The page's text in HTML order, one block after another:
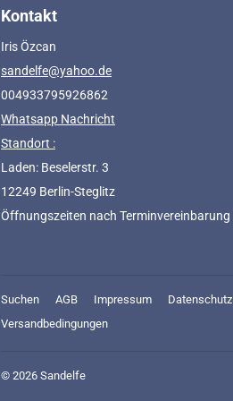
Kontakt
Iris Özcan
sandelfe@yahoo.de
004933795926862
Whatsapp Nachricht
Standort :
Laden: Beselerstr. 3
12249 Berlin-Steglitz
Öffnungszeiten nach Terminvereinbarung
Suchen AGB Impressum Datenschutz
Versandbedingungen
© 2026 Sandelfe